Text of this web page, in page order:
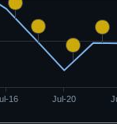
16 Jul-20